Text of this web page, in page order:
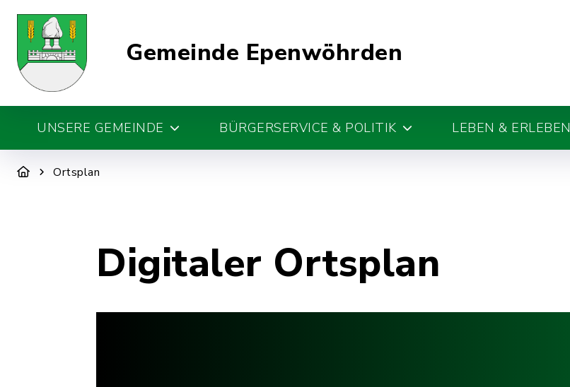
Gemeinde Epenwöhrden
UNSERE GEMEINDE BÜRGERSERVICE & POLITIK LEBEN & ERLEBEN
Ortsplan
Digitaler Ortsplan